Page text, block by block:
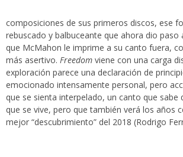
composiciones de sus primeros discos, ese
rebuscado y balbuceante que ahora dio paso
que McMahon le imprime a su canto fuera,
más asertivo. Freedom viene con una carga
exploración parece una declaración de
emocionado intensamente personal, pero
que se sienta interpelado, un canto que sabe
que se vive, pero que también verá los años
mejor “descubrimiento” del 2018 (Rodrigo